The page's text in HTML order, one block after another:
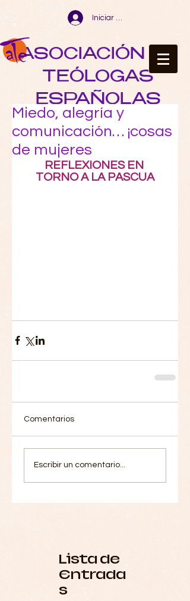
Iniciar sesión
ASOCIACIÓN DE
TEÓLOGAS
ESPAÑOLAS
Miedo, alegría y
comunicación… ¡cosas
de mujeres
REFLEXIONES EN
TORNO A LA PASCUA
Comentarios
Escribir un comentario...
Lista de
Entrada
s